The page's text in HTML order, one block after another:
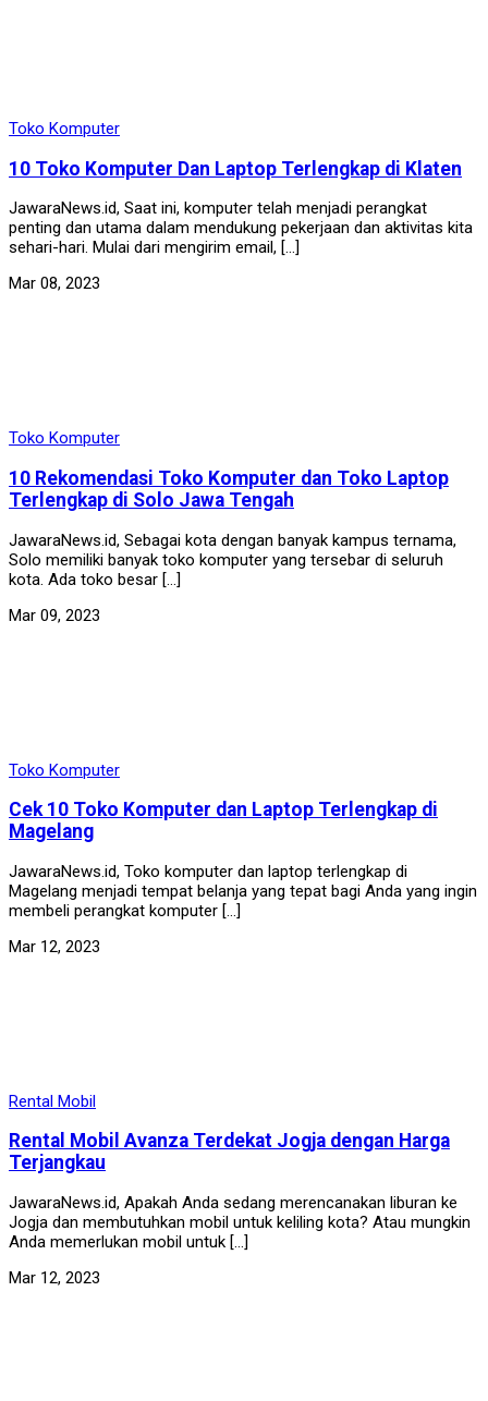
Toko Komputer
10 Toko Komputer Dan Laptop Terlengkap di Klaten
JawaraNews.id, Saat ini, komputer telah menjadi perangkat
penting dan utama dalam mendukung pekerjaan dan aktivitas kita
sehari-hari. Mulai dari mengirim email, […]
Mar 08, 2023
Toko Komputer
10 Rekomendasi Toko Komputer dan Toko Laptop
Terlengkap di Solo Jawa Tengah
JawaraNews.id, Sebagai kota dengan banyak kampus ternama,
Solo memiliki banyak toko komputer yang tersebar di seluruh
kota. Ada toko besar […]
Mar 09, 2023
Toko Komputer
Cek 10 Toko Komputer dan Laptop Terlengkap di
Magelang
JawaraNews.id, Toko komputer dan laptop terlengkap di
Magelang menjadi tempat belanja yang tepat bagi Anda yang ingin
membeli perangkat komputer […]
Mar 12, 2023
Rental Mobil
Rental Mobil Avanza Terdekat Jogja dengan Harga
Terjangkau
JawaraNews.id, Apakah Anda sedang merencanakan liburan ke
Jogja dan membutuhkan mobil untuk keliling kota? Atau mungkin
Anda memerlukan mobil untuk […]
Mar 12, 2023